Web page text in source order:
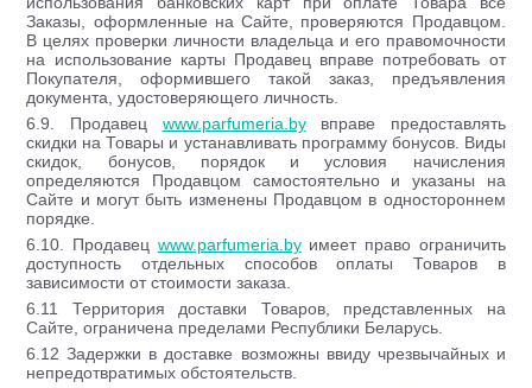
Заказы, оформленные на Сайте, проверяются Продавцом.
В целях проверки личности владельца и его правомочности
на использование карты Продавец вправе потребовать от
Покупателя, оформившего такой заказ, предъявления
документа, удостоверяющего личность.
6.9. Продавец www.parfumeria.byвправе предоставлять
скидки на Товары и устанавливать программу бонусов. Виды
скидок, бонусов, порядок и условия начисления
определяются Продавцом самостоятельно и указаны на
Сайте и могут быть изменены Продавцом в одностороннем
порядке.
6.10. Продавец www.parfumeria.byимеет право ограничить
доступность отдельных способов оплаты Товаров в
зависимости от стоимости заказа.
6.11 Территория доставки Товаров, представленных на
Сайте, ограничена пределами Республики Беларусь.
6.12 Задержки в доставке возможны ввиду чрезвычайных и
непредотвратимых обстоятельств.